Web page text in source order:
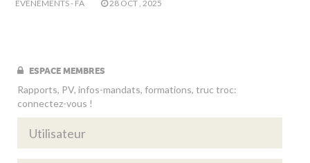
ÉVÈNEMENTS - FA 28 OCT , 2025
ESPACE MEMBRES
Rapports, PV, infos-mandats, formations, truc troc:
connectez-vous !